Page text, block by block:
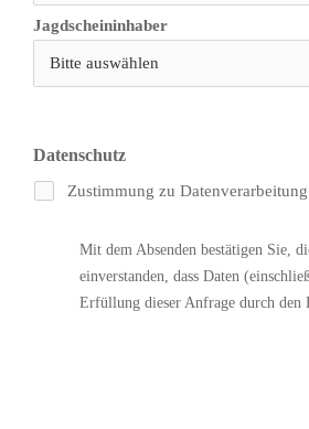
Jagdscheininhaber
Datenschutz
Zustimmung zu Datenverarbeitung
Mit dem Absenden bestätigen Sie,
einverstanden, dass Daten
Erfüllung dieser Anfrage durch den